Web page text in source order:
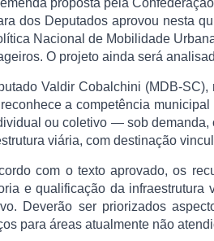
proposta pela
dos Deputados aprovou nesta
Nacional de Mobilidade
O projeto ainda será
Valdir Cobalchini (MDB-
a competência
ou coletivo — sob demanda,
viária, com destinação
com o texto aprovado, os
e qualificação da
Deverão ser priorizados
para áreas atualmente não